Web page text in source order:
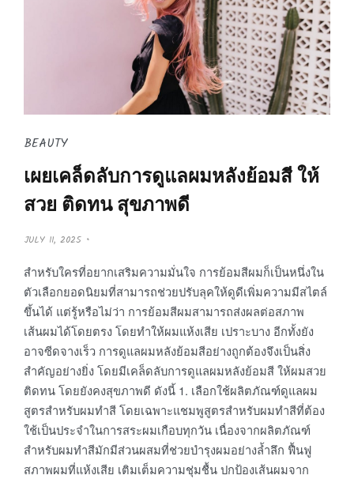
BEAUTY
เผยเคล็ดลับการดูแลผมหลังย้อมสี ให้
สวย ติดทน สุขภาพดี
P
O
E
D
O
N
JULY 11, 2025
สำหรับใครที่อยากเสริมความมั่นใจ การย้อมสีผมก็เป็นหนึ่งใน
ตัวเลือกยอดนิยมที่สามารถช่วยปรับลุคให้ดูดีเพิ่มความมีสไตล์
ขึ้นได้ แต่รู้หรือไม่ว่า การย้อมสีผมสามารถส่งผลต่อสภาพ
เส้นผมได้โดยตรง โดยทำให้ผมแห้งเสีย เปราะบาง อีกทั้งยัง
อาจซีดจางเร็ว การดูแลผมหลังย้อมสีอย่างถูกต้องจึงเป็นสิ่ง
สำคัญอย่างยิ่ง โดยมีเคล็ดลับการดูแลผมหลังย้อมสี ให้ผมสวย
ติดทน โดยยังคงสุขภาพดี ดังนี้ 1. เลือกใช้ผลิตภัณฑ์ดูแลผม
สูตรสำหรับผมทำสี โดยเฉพาะแชมพูสูตรสำหรับผมทำสีที่ต้อง
ใช้เป็นประจำในการสระผมเกือบทุกวัน เนื่องจากผลิตภัณฑ์
สำหรับผมทำสีมักมีส่วนผสมที่ช่วยบำรุงผมอย่างล้ำลึก ฟื้นฟู
สภาพผมที่แห้งเสีย เติมเต็มความชุ่มชื้น ปกป้องเส้นผมจาก